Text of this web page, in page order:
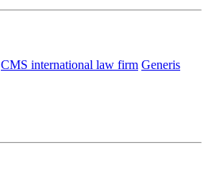
CMS international law firm Generis